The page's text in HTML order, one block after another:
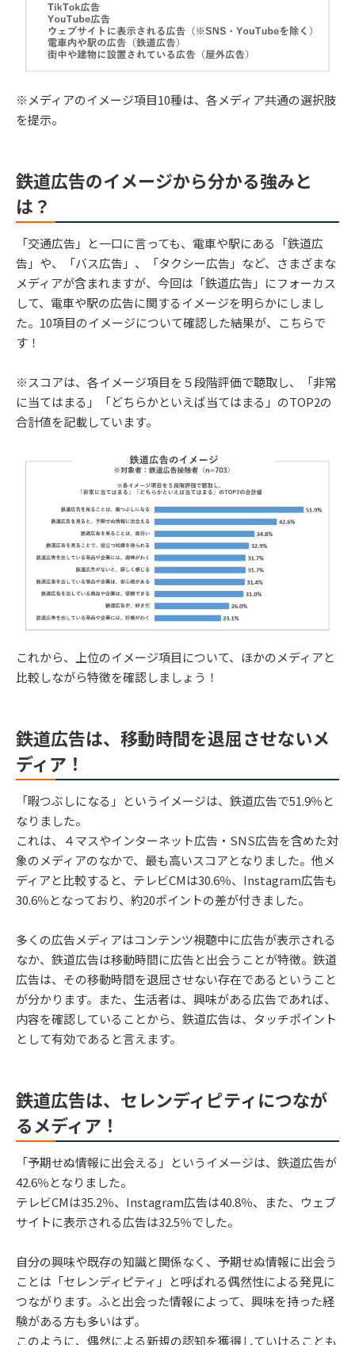
※メディアのイメージ項目10種は、各メディア共通の選択肢
を提示。
鉄道広告のイメージから分かる強みと
は？
「交通広告」と一口に言っても、電車や駅にある「鉄道広
告」や、「バス広告」、「タクシー広告」など、さまざまな
メディアが含まれますが、今回は「鉄道広告」にフォーカス
して、電車や駅の広告に関するイメージを明らかにしまし
た。10項目のイメージについて確認した結果が、こちらで
す！
※スコアは、各イメージ項目を５段階評価で聴取し、「非常
に当てはまる」「どちらかといえば当てはまる」のTOP2の
合計値を記載しています。
これから、上位のイメージ項目について、ほかのメディアと
比較しながら特徴を確認しましょう！
鉄道広告は、移動時間を退屈させないメ
ディア！
「暇つぶしになる」というイメージは、鉄道広告で51.9％と
なりました。
これは、４マスやインターネット広告・SNS広告を含めた対
象のメディアのなかで、最も高いスコアとなりました。他メ
ディアと比較すると、テレビCMは30.6％、Instagram広告も
30.6％となっており、約20ポイントの差が付きました。
多くの広告メディアはコンテンツ視聴中に広告が表示される
なか、鉄道広告は移動時間に広告と出会うことが特徴。鉄道
広告は、その移動時間を退屈させない存在であるということ
が分かります。また、生活者は、興味がある広告であれば、
内容を確認していることから、鉄道広告は、タッチポイント
として有効であると言えます。
鉄道広告は、セレンディピティにつなが
るメディア！
「予期せぬ情報に出会える」というイメージは、鉄道広告が
42.6％となりました。
テレビCMは35.2％、Instagram広告は40.8％、また、ウェブ
サイトに表示される広告は32.5％でした。
自分の興味や既存の知識と関係なく、予期せぬ情報に出会う
ことは「セレンディピティ」と呼ばれる偶然性による発見に
つながります。ふと出会った情報によって、興味を持った経
験がある方も多いはず。
このように、偶然による新規の認知を獲得していけることも